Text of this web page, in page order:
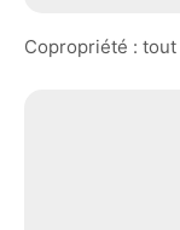
Copropriété :